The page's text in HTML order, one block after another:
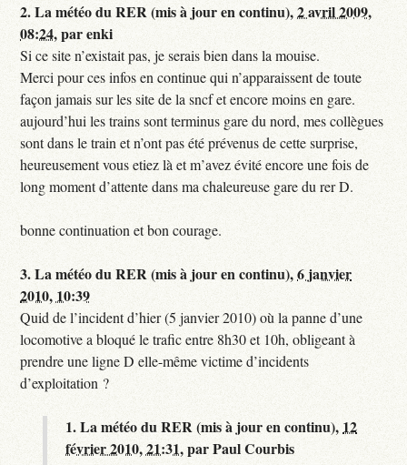
2.La météo du RER (mis à jour en continu),2 avril 2009,
08:24,parenki
Si ce site n’existait pas, je serais bien dans la mouise.
Merci pour ces infos en continue qui n’apparaissent de toute
façon jamais sur les site de la sncf et encore moins en gare.
aujourd’hui les trains sont terminus gare du nord, mes collègues
sont dans le train et n’ont pas été prévenus de cette surprise,
heureusement vous etiez là et m’avez évité encore une fois de
long moment d’attente dans ma chaleureuse gare du rer D.
bonne continuation et bon courage.
3.La météo du RER (mis à jour en continu),6 janvier
2010, 10:39
Quid de l’incident d’hier (5 janvier 2010) où la panne d’une
locomotive a bloqué le trafic entre 8h30 et 10h, obligeant à
prendre une ligne D elle-même victime d’incidents
d’exploitation ?
1.La météo du RER (mis à jour en continu), 12
février 2010, 21:31,parPaul Courbis